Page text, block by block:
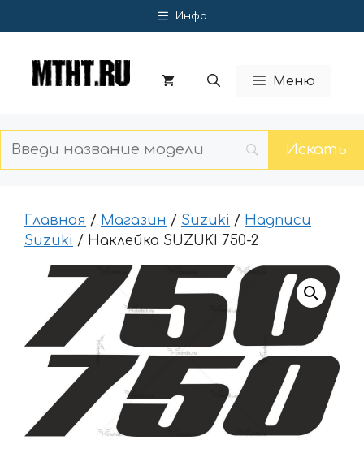
к
Инфо
Меню
Главная / Магазин / Suzuki / Надписи
Suzuki / Наклейка SUZUKI 750-2